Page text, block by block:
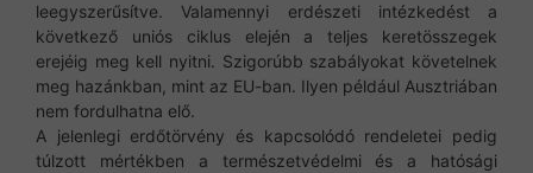
leegyszerűsítve. Valamennyi erdészeti intézkedést a
következő uniós ciklus elején a teljes keretösszegek
erejéig meg kell nyitni. Szigorúbb szabályokat követelnek
meg hazánkban, mint az EU-ban. Ilyen például Ausztriában
nem fordulhatna elő.
A jelenlegi erdőtörvény és kapcsolódó rendeletei pedig
túlzott mértékben a természetvédelmi és a hatósági